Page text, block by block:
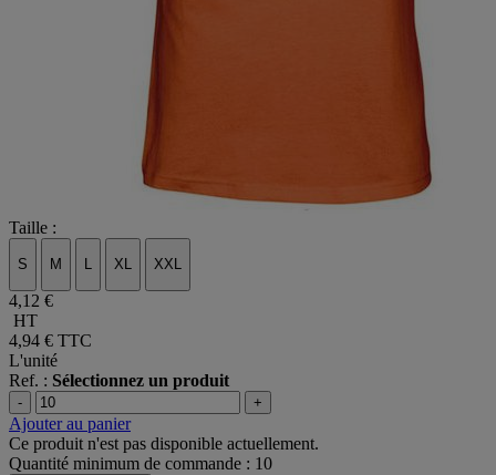
Taille :
S M L XL XXL
4,12 €
HT
4,94 € TTC
L'unité
Ref. : Sélectionnez un produit
- +
Ajouter au panier
Ce produit n'est pas disponible actuellement.
Quantité minimum de commande : 10